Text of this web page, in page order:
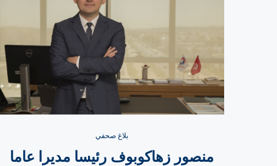
بلاغ صحفي
منصور زهاكوبوف رئيسا مديرا عاما